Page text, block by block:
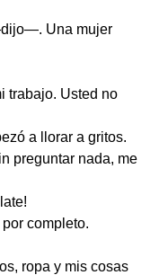
Una mujer
trabajo. Usted no
a llorar a gritos.
preguntar nada, me
completo.
ropa y mis cosas